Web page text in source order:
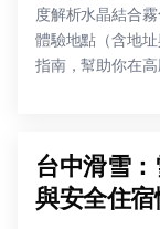
度解析水晶結合
體驗地點（含地
指南，幫助你在高
台中滑雪
與安全住